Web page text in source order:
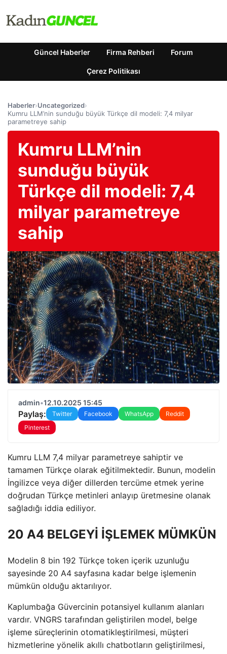
Güncel Haberler Firma Rehberi Forum
Çerez Politikası
Haberler›Uncategorized›
Kumru LLM’nin sunduğu büyük Türkçe dil modeli: 7,4 milyar
parametreye sahip
Kumru LLM’nin
sunduğu büyük
Türkçe dil modeli: 7,4
milyar parametreye
sahip
admin•12.10.2025 15:45
Paylaş: Twitter Facebook WhatsApp
Reddit
Pinterest
Kumru LLM 7,4 milyar parametreye sahiptir ve
tamamen Türkçe olarak eğitilmektedir. Bunun, modelin
İngilizce veya diğer dillerden tercüme etmek yerine
doğrudan Türkçe metinleri anlayıp üretmesine olanak
sağladığı iddia ediliyor.
20 A4 BELGEYİ İŞLEMEK MÜMKÜN
Modelin 8 bin 192 Türkçe token içerik uzunluğu
sayesinde 20 A4 sayfasına kadar belge işlemenin
mümkün olduğu aktarılıyor.
Kaplumbağa Güvercinin potansiyel kullanım alanları
vardır. VNGRS tarafından geliştirilen model, belge
işleme süreçlerinin otomatikleştirilmesi, müşteri
hizmetlerine yönelik akıllı chatbotların geliştirilmesi,